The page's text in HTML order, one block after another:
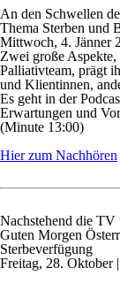
An den Schwellen
Thema Sterben und
Mittwoch, 4. Jänner
Zwei große
Palliativteam, prägt
und Klientinnen,
Es geht in der
Erwartungen und
(Minute 13:00)
Hier zum Nachhören
Nachstehend die TV
Guten Morgen
Sterbeverfügung
Freitag, 28. Oktober